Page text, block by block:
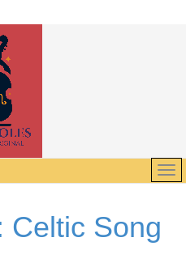
Celtic Song